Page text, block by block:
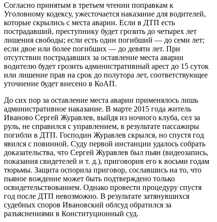
Согласно принятым в третьем чтении поправкам к
Уголовному кодексу, ужесточается наказание для водителей,
которые скрылись с места аварии. Если в ДТП есть
пострадавший, преступнику будет грозить до четырех лет
лишения свободы; если есть один погибший — до семи лет;
если двое или более погибших — до девяти лет. При
отсутствии пострадавших за оставление места аварии
водителю будет грозить административный арест до 15 суток
или лишение прав на срок до полутора лет, соответствующее
уточнение будет внесено в КоАП.
До сих пор за оставление места аварии применялось лишь
административное наказание. В марте 2015 года житель
Иваново Сергей Журавлев, выйдя из ночного клуба, сел за
руль, не справился с управлением, в результате пассажиры
погибли в ДТП. Господин Журавлев скрылся, но спустя год
явился с повинной. Суду первой инстанции удалось собрать
доказательства, что Сергей Журавлев был пьян (видеозапись,
показания свидетелей и т. д.), приговорив его к восьми годам
тюрьмы. Защита оспорила приговор, сославшись на то, что
пьяное вождение может быть подтверждено только
освидетельствованием. Однако провести процедуру спустя
год после ДТП невозможно. В результате затянувшихся
судебных споров Ивановский облсуд обратился за
разъяснениями в Конституционный суд.